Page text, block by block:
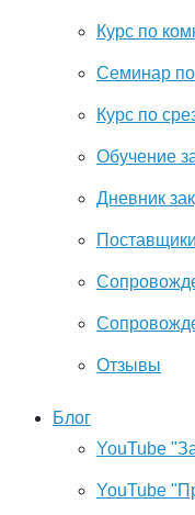
Курс по
Семинар
Курс по
Обучение
Дневник
Отзывы
Блог
YouTube
YouTube